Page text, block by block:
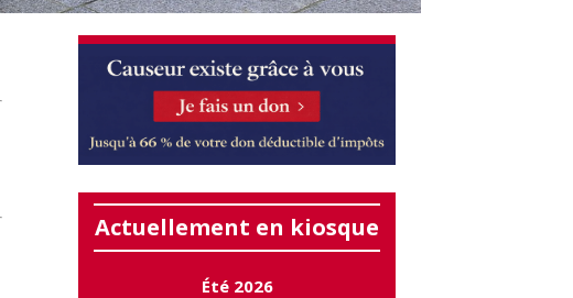
Actuellement en kiosque
Été 2026